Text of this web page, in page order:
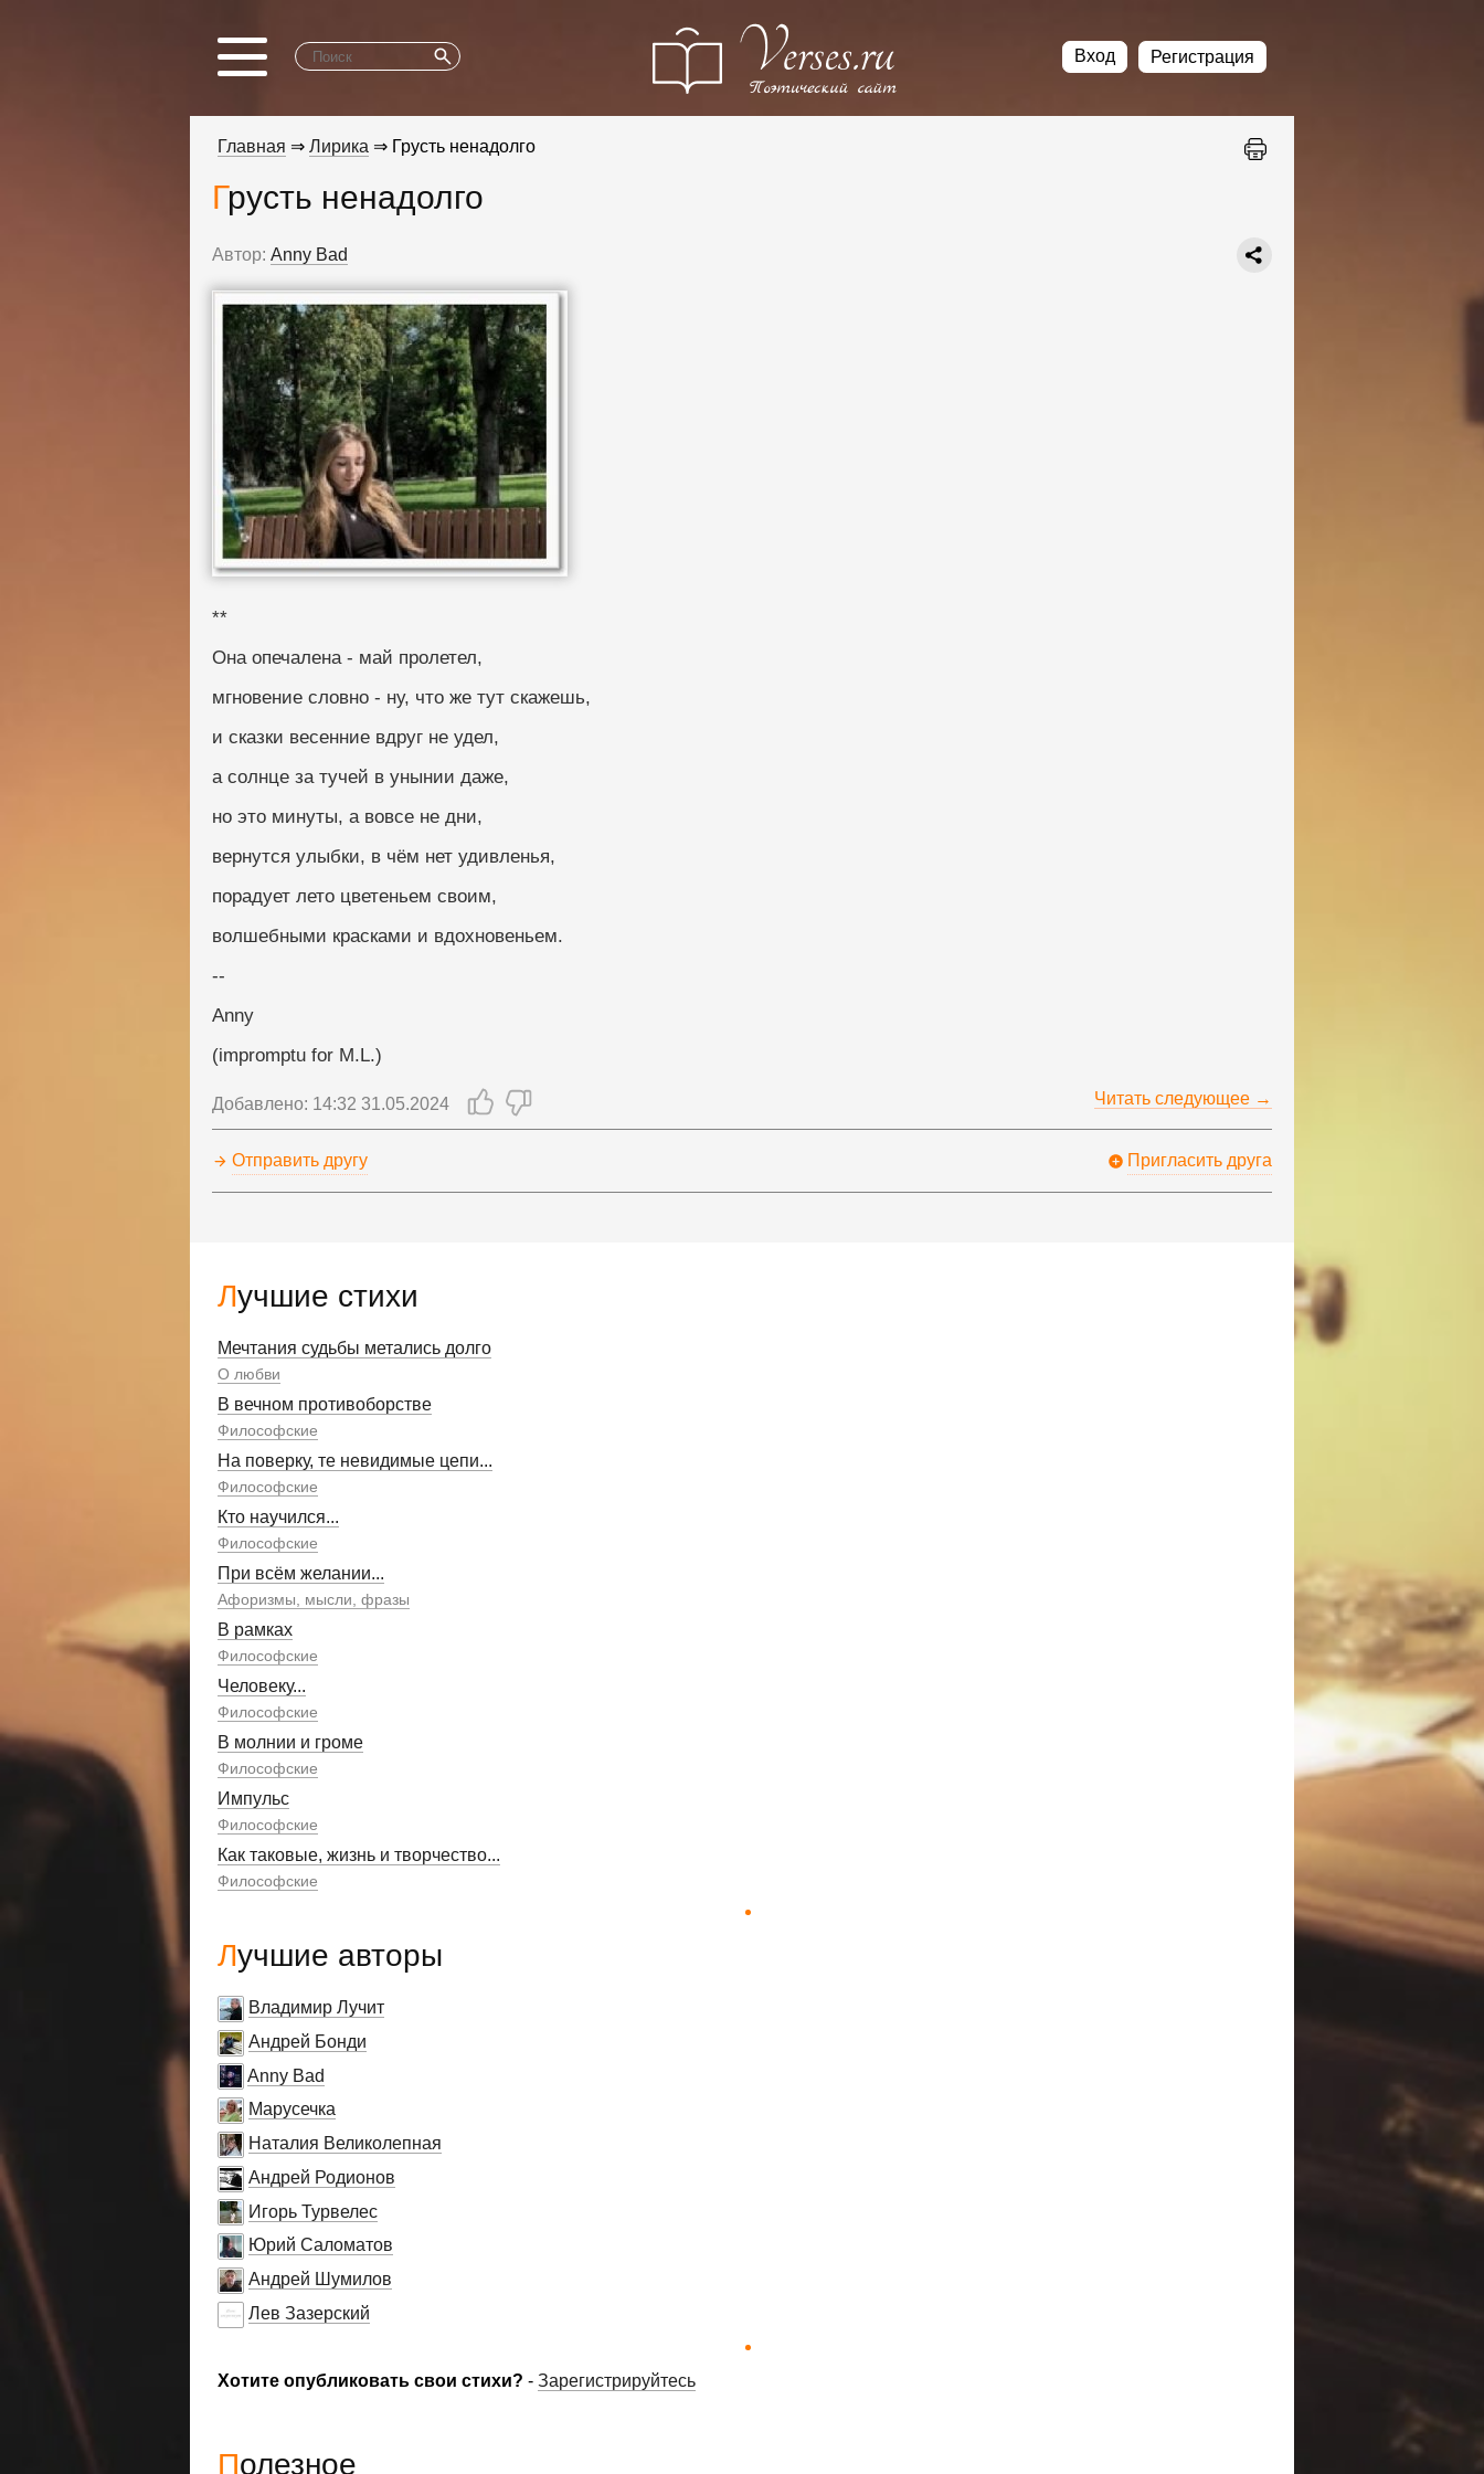
Вход Регистрация
Лучшие стихи
Мечтания судьбы метались долго
О любви
В вечном противоборстве
Философские
На поверку, те невидимые цепи...
Философские
Кто научился...
Философские
При всём желании...
Афоризмы, мысли, фразы
В рамках
Философские
Человеку...
Философские
В молнии и громе
Философские
Импульс
Философские
Как таковые, жизнь и творчество...
Философские
Лучшие авторы
Владимир Лучит
Андрей Бонди
Anny Bad
Марусечка
Наталия Великолепная
Андрей Родионов
Игорь Турвелес
Юрий Саломатов
Андрей Шумилов
Лев Зазерский
Хотите опубликовать свои стихи? - Зарегистрируйтесь
Главная ⇒ Лирика ⇒ Грусть ненадолго
Грусть ненадолго
Автор: Anny Bad
**
Она опечалена - май пролетел,
мгновение словно - ну, что же тут скажешь,
и сказки весенние вдруг не удел,
а солнце за тучей в унынии даже,
но это минуты, а вовсе не дни,
вернутся улыбки, в чём нет удивленья,
порадует лето цветеньем своим,
волшебными красками и вдохновеньем.
--
Anny
(impromptu for M.L.)
Добавлено: 14:32 31.05.2024 Читать следующее →
Отправить другу Пригласить друга
Полезное